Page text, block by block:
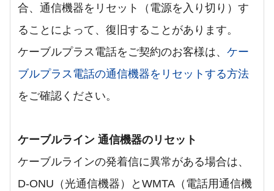
合、通信機器をリセット（電源を入り切り）す
ることによって、復旧することがあります。
ケーブルプラス電話をご契約のお客様は、ケー
ブルプラス電話の通信機器をリセットする方法
をご確認ください。
ケーブルライン 通信機器のリセット
ケーブルラインの発着信に異常がある場合は、
D-ONU（光通信機器）とWMTA（電話用通信機